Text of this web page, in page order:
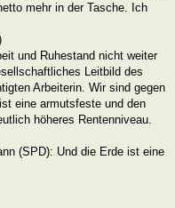
mehr in der Tasche. Ich
und Ruhestand nicht weiter
Leitbild des
Arbeiterin. Wir sind gegen
eine armutsfeste und den
höheres Rentenniveau.
(SPD): Und die Erde ist eine